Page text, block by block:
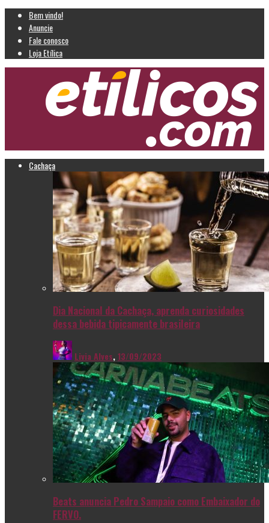
Bem vindo!
Anuncie
Fale conosco
Loja Etílica
Cachaça
Dia Nacional da Cachaça, aprenda curiosidades
dessa bebida tipicamente brasileira
Livia Alves,13/09/2023
Beats anuncia Pedro Sampaio como Embaixador do
FERVO.